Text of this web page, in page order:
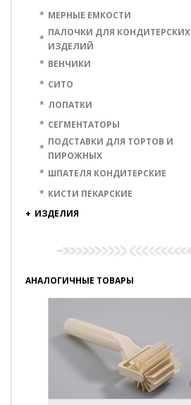
* МЕРНЫЕ ЕМКОСТИ
*
ПАЛОЧКИ ДЛЯ КОНДИТЕРСКИХ
ИЗДЕЛИЙ
* ВЕНЧИКИ
* СИТО
* ЛОПАТКИ
* СЕГМЕНТАТОРЫ
*
ПОДСТАВКИ ДЛЯ ТОРТОВ И
ПИРОЖНЫХ
* ШПАТЕЛЯ КОНДИТЕРСКИЕ
* КИСТИ ПЕКАРСКИЕ
+ ИЗДЕЛИЯ
АНАЛОГИЧНЫЕ ТОВАРЫ